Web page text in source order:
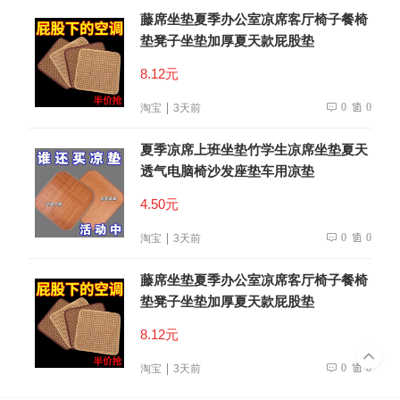
藤席坐垫夏季办公室凉席客厅椅子餐椅
垫凳子坐垫加厚夏天款屁股垫
8.12元
淘宝 3天前 0 0
夏季凉席上班坐垫竹学生凉席坐垫夏天
透气电脑椅沙发座垫车用凉垫
4.50元
淘宝 3天前 0 0
藤席坐垫夏季办公室凉席客厅椅子餐椅
垫凳子坐垫加厚夏天款屁股垫
8.12元
淘宝 3天前 0 0